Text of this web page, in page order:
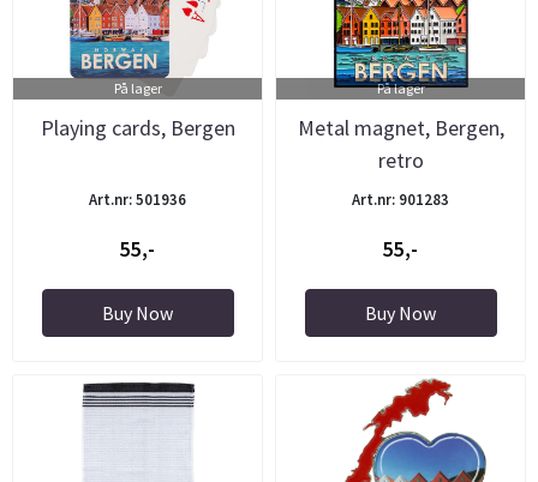
På lager
Playing cards, Bergen
Art.nr: 501936
55,-
Buy Now
På lager
Metal magnet, Bergen,
retro
Art.nr: 901283
55,-
Buy Now